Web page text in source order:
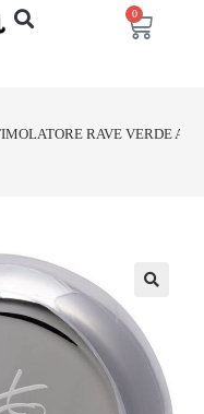
0
RAVE VERDE